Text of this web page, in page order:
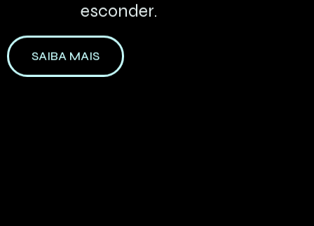
esconder.
SAIBA MAIS